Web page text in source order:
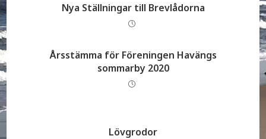
Nya Ställningar till Brevlådorna
Årsstämma för Föreningen Havängs
sommarby 2020
Lövgrodor